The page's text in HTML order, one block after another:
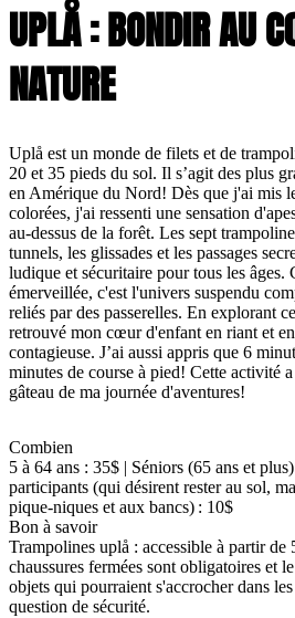
UPLÅ : BONDIR AU
NATURE
Uplå est un monde de filets et de
20 et 35 pieds du sol. Il s’agit des plus
en Amérique du Nord! Dès que j'ai mis
colorées, j'ai ressenti une sensation
au-dessus de la forêt. Les sept
tunnels, les glissades et les passages
ludique et sécuritaire pour tous les
émerveillée, c'est l'univers suspendu
reliés par des passerelles. En explorant
retrouvé mon cœur d'enfant en riant et
contagieuse. J’ai aussi appris que 6
minutes de course à pied! Cette activité
gâteau de ma journée d'aventures!
Combien
5 à 64 ans : 35$ | Séniors (65 ans et
participants (qui désirent rester au sol,
pique-niques et aux bancs) : 10$
Bon à savoir
Trampolines uplå : accessible à partir de
chaussures fermées sont obligatoires et
objets qui pourraient s'accrocher dans
question de sécurité.